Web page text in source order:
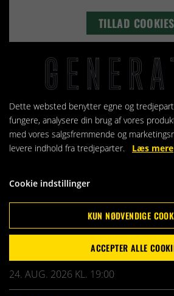
TILLAD COOKIES
LÆS MERE OM
KOMMENDE
18. AUG. 2026 KL. 19:30
GHOST COAST CHOIR
21. AUG. 2026 KL. 19:30
GARAGE-ROCK
24. AUG. 2026 KL. 19:00
Dette websted benytter egne og
fungere, analysere din brug af vores
med vores salgsfremmende og
levere indhold fra tredjeparter. Læs mere
Cookie indstillinger
KUN NØDVENDIGE
ACCEPTER ALLE